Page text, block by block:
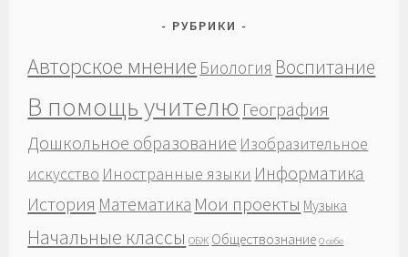
РУБРИКИ
Авторское мнение Биология Воспитание
В помощь учителю География
Дошкольное образование Изобразительное
искусство Иностранные языки Информатика
История Математика Мои проекты Музыка
Начальные классы ОБЖ Обществознание О себе